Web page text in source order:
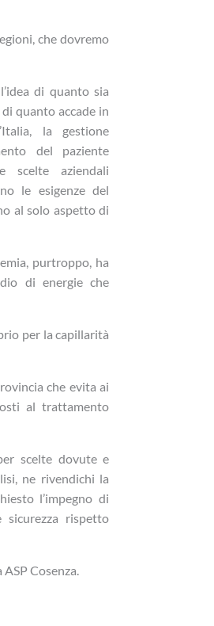
che dovremo
di quanto sia
quanto accade in
la gestione
del paziente
scelte aziendali
le esigenze del
al solo aspetto di
purtroppo, ha
di energie che
per la capillarità
che evita ai
al trattamento
scelte dovute e
ne rivendichi la
l’impegno di
rispetto
Cosenza.